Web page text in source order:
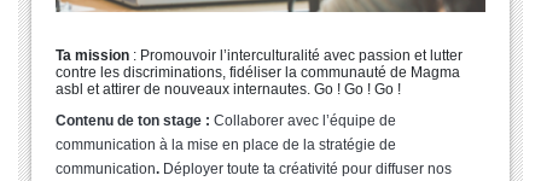
Ta mission : Promouvoir l’interculturalité avec passion et lutter
contre les discriminations, fidéliser la communauté de Magma
asbl et attirer de nouveaux internautes. Go ! Go ! Go !
Contenu de ton stage : Collaborer avec l’équipe de
communication à la mise en place de la stratégie de
communication. Déployer toute ta créativité pour diffuser nos